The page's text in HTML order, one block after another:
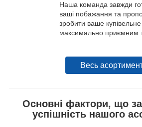
Наша команда завжди
ваші побажання та
зробити ваше купівельне
максимально приємним
Весь
Основні фактори, що
успішність нашого